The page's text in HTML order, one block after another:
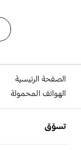
الصفحة الرئيسية
الهواتف المحمولة
تسوّق